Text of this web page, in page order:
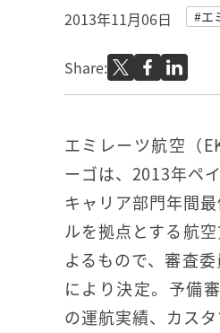
2013年11月06日 #エ
Share:
エミレーツ航空（
ーゴは、2013年ペ
キャリア部門年間
ルを拠点とする航
よるもので、審査
により決定。予備
の運航実績、カス